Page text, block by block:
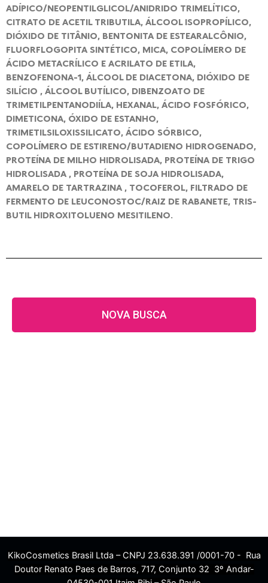
ADÍPICO/NEOPENTILGLICOL/ANIDRIDO TRIMELÍTICO,
CITRATO DE ACETIL TRIBUTILA, ÁLCOOL ISOPROPÍLICO,
DIÓXIDO DE TITÂNIO, BENTONITA DE ESTEARALCÔNIO,
FLUORFLOGOPITA SINTÉTICO, MICA, COPOLÍMERO DE
ÁCIDO METACRÍLICO E ACRILATO DE ETILA,
BENZOFENONA-1, ÁLCOOL DE DIACETONA, DIÓXIDO DE
SILÍCIO , ÁLCOOL BUTÍLICO, DIBENZOATO DE
TRIMETILPENTANODIÍLA, HEXANAL, ÁCIDO FOSFÓRICO,
DIMETICONA, ÓXIDO DE ESTANHO,
TRIMETILSILOXISSILICATO, ÁCIDO SÓRBICO,
COPOLÍMERO DE ESTIRENO/BUTADIENO HIDROGENADO,
PROTEÍNA DE MILHO HIDROLISADA, PROTEÍNA DE TRIGO
HIDROLISADA , PROTEÍNA DE SOJA HIDROLISADA,
AMARELO DE TARTRAZINA , TOCOFEROL, FILTRADO DE
FERMENTO DE LEUCONOSTOC/RAIZ DE RABANETE, TRIS-
BUTIL HIDROXITOLUENO MESITILENO.
NOVA BUSCA
KikoCosmetics Brasil Ltda – CNPJ 23.638.391 /0001-70 - Rua
Doutor Renato Paes de Barros, 717, Conjunto 32 3º Andar-